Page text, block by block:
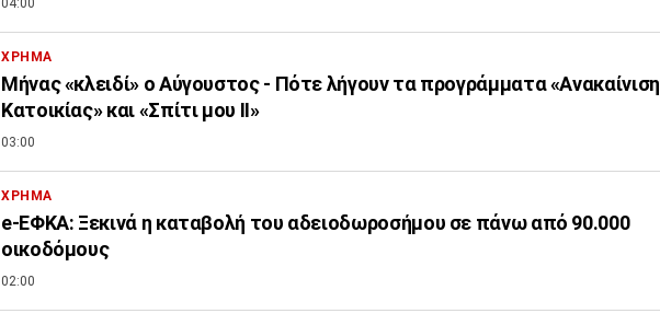
ΧΡΗΜΑ
Μήνας «κλειδί» ο Αύγουστος - Πότε λήγουν τα προγράμματα «Ανακαίνιση
Κατοικίας» και «Σπίτι μου ΙΙ»
03:00
ΧΡΗΜΑ
e-ΕΦΚΑ: Ξεκινά η καταβολή του αδειοδωροσήμου σε πάνω από 90.000
οικοδόμους
02:00